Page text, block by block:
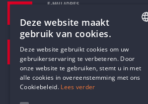
E-MAILADRES
Pottenbrug 4
Antwerpen, 2000
DUTCH
Deze website maakt
gebruik van cookies.
Deze website gebruikt cookies om uw
gebruikerservaring te verbeteren. Door
onze website te gebruiken, stemt u in met
alle cookies in overeenstemming met ons
Cookiebeleid. Lees verder